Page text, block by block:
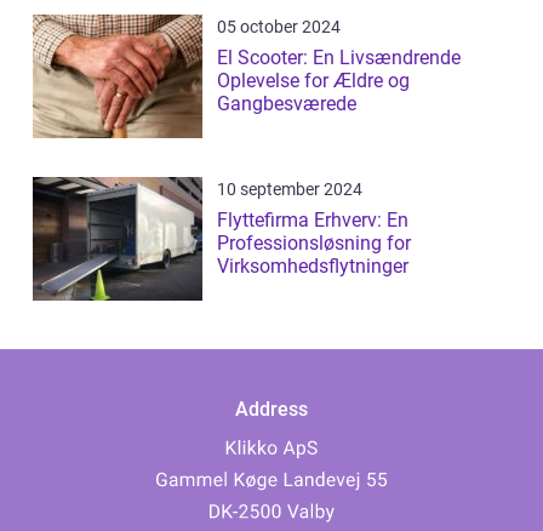
05 october 2024
El Scooter: En Livsændrende
Oplevelse for Ældre og
Gangbesværede
10 september 2024
Flyttefirma Erhverv: En
Professionsløsning for
Virksomhedsflytninger
Address